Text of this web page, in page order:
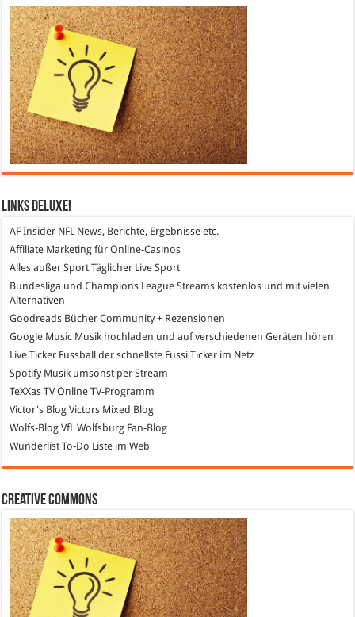
Links DeLuXe!
AF Insider NFL News, Berichte, Ergebnisse etc.
Affiliate Marketing für Online-Casinos
Alles außer Sport Täglicher Live Sport
Bundesliga und Champions League Streams kostenlos und mit vielen
Alternativen
Goodreads Bücher Community + Rezensionen
Google Music Musik hochladen und auf verschiedenen Geräten hören
Live Ticker Fussball der schnellste Fussi Ticker im Netz
SpotifyMusik umsonst per Stream
TeXXas TVOnline TV-Programm
Victor's Blog Victors Mixed Blog
Wolfs-Blog VfL Wolfsburg Fan-Blog
Wunderlist To-Do Liste im Web
Creative Commons